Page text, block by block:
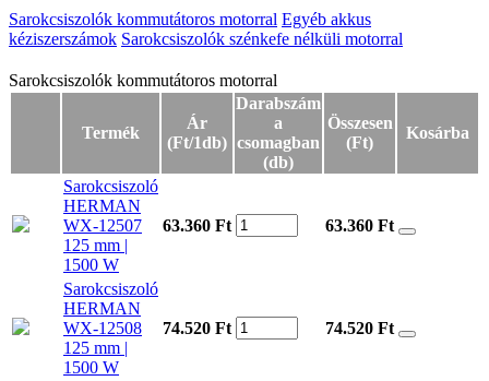
Sarokcsiszolók kommutátoros motorral Egyéb akkus
kéziszerszámok Sarokcsiszolók szénkefe nélküli motorral
Sarokcsiszolók kommutátoros motorral
Sarokcsiszolók kommutátoros motorral
Termék
Ár
(Ft/1db)
Darabszám
a
csomagban
(db)
Összesen
(Ft)
Kosárba
Sarokcsiszoló
HERMAN
WX-12507
125 mm |
1500 W
63.360 Ft 63.360 Ft
Sarokcsiszoló
HERMAN
WX-12508
125 mm |
1500 W
74.520 Ft 74.520 Ft